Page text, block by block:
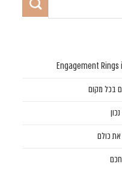
Engagement
בכל מקום